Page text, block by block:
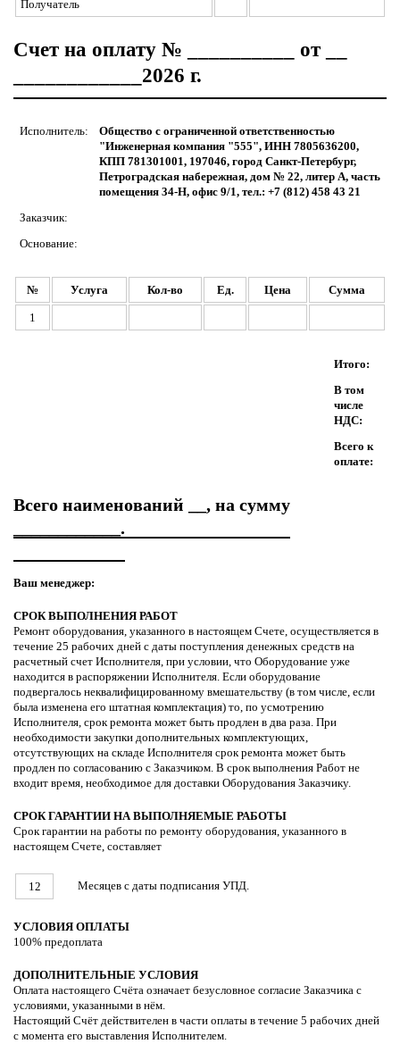
Получатель
Счет на оплату № __________ от __
____________2026 г.
Исполнитель:
Общество с ограниченной ответственностью
"Инженерная компания "555", ИНН 7805636200,
КПП 781301001, 197046, город Санкт-Петербург,
Петроградская набережная, дом № 22, литер А, часть
помещения 34-Н, офис 9/1, тел.: +7 (812) 458 43 21
Заказчик:
Основание:
№ Услуга Кол-во Ед. Цена Сумма
1
Итого:
В том
числе
НДС:
Всего к
оплате:
Всего наименований __, на сумму
____________.
Ваш менеджер:
СРОК ВЫПОЛНЕНИЯ РАБОТ
Ремонт оборудования, указанного в настоящем Счете, осуществляется в
течение 25 рабочих дней с даты поступления денежных средств на
расчетный счет Исполнителя, при условии, что Оборудование уже
находится в распоряжении Исполнителя. Если оборудование
подвергалось неквалифицированному вмешательству (в том числе, если
была изменена его штатная комплектация) то, по усмотрению
Исполнителя, срок ремонта может быть продлен в два раза. При
необходимости закупки дополнительных комплектующих,
отсутствующих на складе Исполнителя срок ремонта может быть
продлен по согласованию с Заказчиком. В срок выполнения Работ не
входит время, необходимое для доставки Оборудования Заказчику.
СРОК ГАРАНТИИ НА ВЫПОЛНЯЕМЫЕ РАБОТЫ
Срок гарантии на работы по ремонту оборудования, указанного в
настоящем Счете, составляет
12 Месяцев с даты подписания УПД.
УСЛОВИЯ ОПЛАТЫ
100% предоплата
ДОПОЛНИТЕЛЬНЫЕ УСЛОВИЯ
Оплата настоящего Счёта означает безусловное согласие Заказчика с
условиями, указанными в нём.
Настоящий Счёт действителен в части оплаты в течение 5 рабочих дней
с момента его выставления Исполнителем.